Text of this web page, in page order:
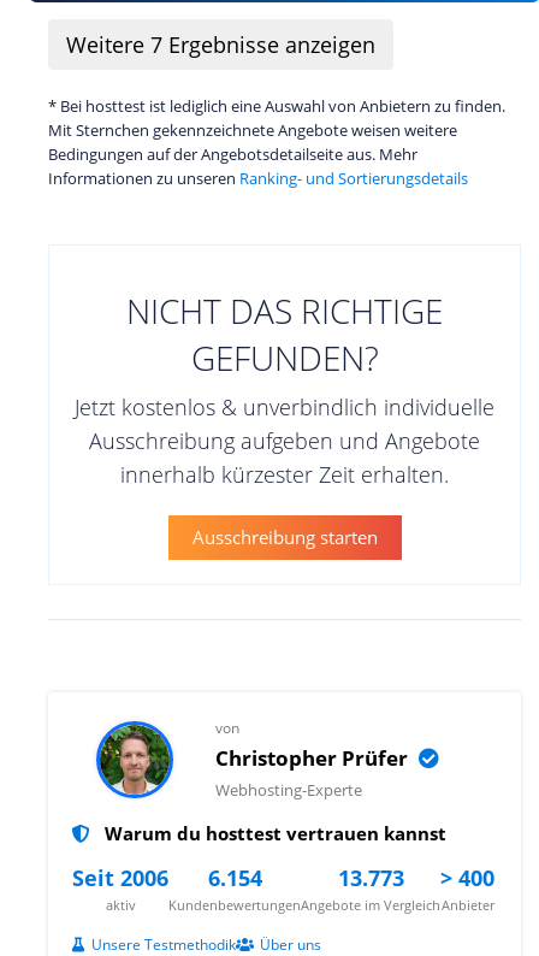
Weitere 7 Ergebnisse anzeigen
* Bei hosttest ist lediglich eine Auswahl von Anbietern zu finden.
Mit Sternchen gekennzeichnete Angebote weisen weitere
Bedingungen auf der Angebotsdetailseite aus. Mehr
Informationen zu unseren Ranking- und Sortierungsdetails
NICHT DAS RICHTIGE
GEFUNDEN?
Jetzt kostenlos & unverbindlich individuelle
Ausschreibung aufgeben und Angebote
innerhalb kürzester Zeit erhalten.
Ausschreibung starten
von
Christopher Prüfer
Webhosting-Experte
Warum du hosttest vertrauen kannst
Seit 2006
aktiv
6.154
Kundenbewertungen
13.773
Angebote im Vergleich
> 400
Anbieter
Unsere Testmethodik Über uns